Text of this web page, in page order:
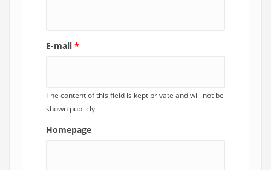
E-mail *
The content of this field is kept private and will not be
shown publicly.
Homepage